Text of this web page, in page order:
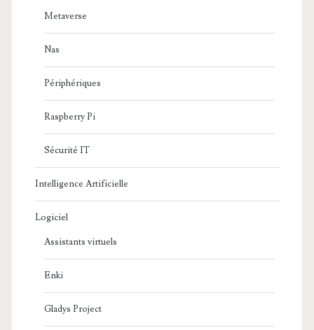
Metaverse
Nas
Périphériques
Raspberry Pi
Sécurité IT
Intelligence Artificielle
Logiciel
Assistants virtuels
Enki
Gladys Project